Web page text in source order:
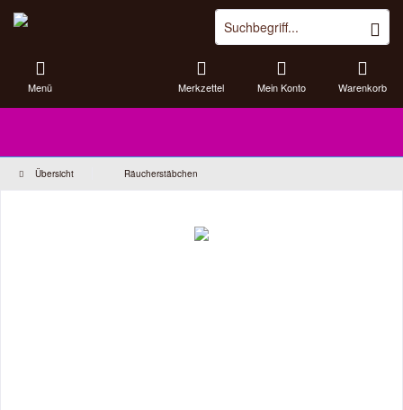
Menü Warenkorb
Merkzettel Mein Konto
Übersicht Räucherstäbchen